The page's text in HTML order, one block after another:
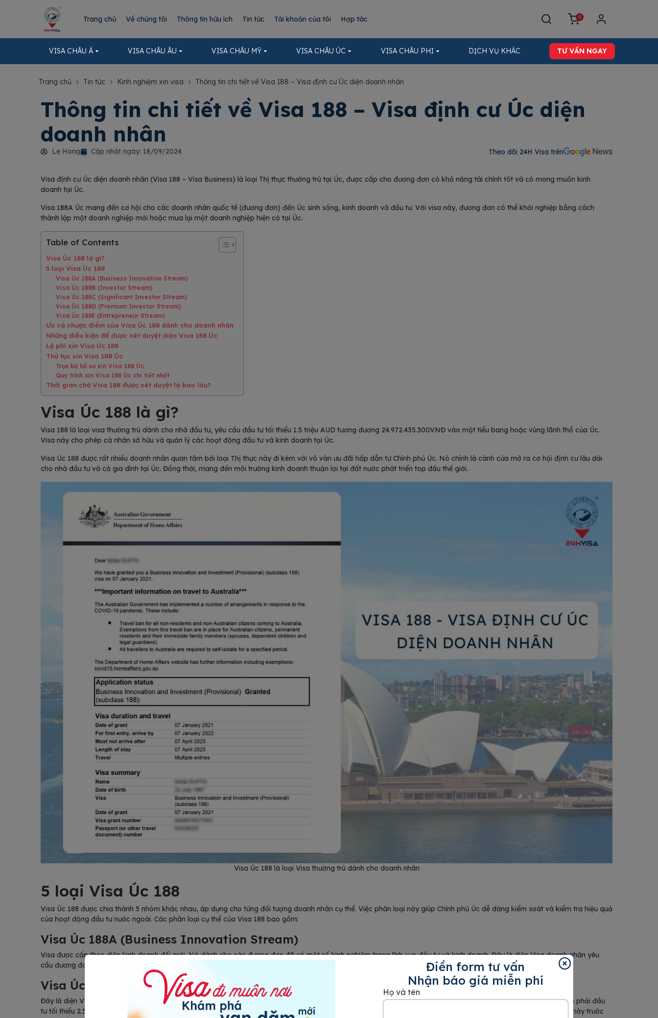
Trang chủ Về chúng tôi Thông tin hữu ích Tin tức Tài khoản của tôi Hợp tác 0
VISA CHÂU Á VISA CHÂU ÂU VISA CHÂU MỸ VISA CHÂU ÚC VISA CHÂU PHI DỊCH VỤ KHÁC TƯ VẤN NGAY
Trang chủ Tin tức Kinh nghiệm xin visa Thông tin chi tiết về Visa 188 – Visa định cư Úc diện doanh nhân
Thông tin chi tiết về Visa 188 – Visa định cư Úc diện
doanh nhân
Le Hong Cập nhật ngày: 18/09/2024 Theo dõi 24H Visa trên​
Visa định cư Úc diện doanh nhân (Visa 188 – Visa Business) là loại Thị thực thường trú tại Úc, được cấp cho đương đơn có khả năng tài chính tốt và có mong muốn kinh
doanh tại Úc.
Visa 188A Úc mang đến cơ hội cho các doanh nhân quốc tế (đương đơn) đến Úc sinh sống, kinh doanh và đầu tư. Với visa này, đương đơn có thể khởi nghiệp bằng cách
thành lập một doanh nghiệp mới hoặc mua lại một doanh nghiệp hiện có tại Úc.
Table of Contents
Visa Úc 188 là gì?
5 loại Visa Úc 188
Visa Úc 188A (Business Innovation Stream)
Visa Úc 188B (Investor Stream)
Visa Úc 188C (Significant Investor Stream)
Visa Úc 188D (Premium Investor Stream)
Visa Úc 188E (Entrepreneur Stream)
Ưu và nhược điểm của Visa Úc 188 dành cho doanh nhân
Những điều kiện để được xét duyệt diện Visa 188 Úc
Lệ phí xin Visa Úc 188
Thủ tục xin Visa 188 Úc
Trọn bộ hồ sơ xin Visa 188 Úc
Quy trình xin Visa 188 Úc chi tiết nhất
Thời gian chờ Visa 188 được xét duyệt là bao lâu?
Visa Úc 188 là gì?
Visa 188 là loại visa thường trú dành cho nhà đầu tư, yêu cầu đầu tư tối thiểu 1.5 triệu AUD tương đương 24.972.435.300VNĐ vào một tiểu bang hoặc vùng lãnh thổ của Úc.
Visa này cho phép cá nhân sở hữu và quản lý các hoạt động đầu tư và kinh doanh tại Úc.
Visa Úc 188 được rất nhiều doanh nhân quan tâm bởi loại Thị thực này đi kèm với vô vàn ưu đãi hấp dẫn từ Chính phủ Úc. Nó chính là cánh cửa mở ra cơ hội định cư lâu dài
cho nhà đầu tư và cả gia đình tại Úc. Đồng thời, mang đến môi trường kinh doanh thuận lợi tại đất nước phát triển top đầu thế giới.
Visa Úc 188 là loại Visa thường trú dành cho doanh nhân
5 loại Visa Úc 188
Visa Úc 188 được chia thành 5 nhóm khác nhau, áp dụng cho từng đối tượng doanh nhân cụ thể. Việc phân loại này giúp Chính phủ Úc dễ dàng kiểm soát và kiểm tra hiệu quả
của hoạt động đầu tư nước ngoài. Các phân loại cụ thể của Visa 188 bao gồm:
Visa Úc 188A (Business Innovation Stream)
Visa được cấp theo diện kinh doanh đổi mới. Nó dành cho các đương đơn đã có một số kinh nghiệm trong lĩnh vực đầu tư và kinh doanh. Đây là diện Visa doanh nhân yêu
cầu đương đơn phải đầu tư ở mức thấp nhất (không tính 188E), tối thiểu chỉ 200.000 AUD tương đương 3.344.151.004VNĐ.
Visa Úc 188B (Investor Stream)
Đây là diện Visa được cấp cho các nhà đầu tư vào những vùng kinh tế trọng điểm & theo chương trình kinh tế tại một số khu vực cụ thể. Diện Visa này yêu cầu bạn phải đầu
tư tối thiểu 2.5 triệu AUD tương đương 41.787.000.000VNĐ vào các dự án kinh tế tại Úc. Chính phủ Australia kiểm tra và phê duyệt vô cùng cẩn thận số tiền đầu tư này trước
Điền form tư vấn
Nhận báo giá miễn phí
Họ và tên